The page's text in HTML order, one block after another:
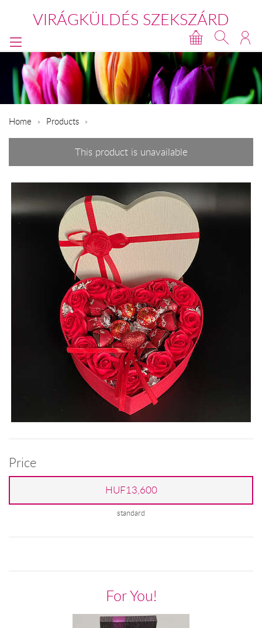
VIRÁGKÜLDÉS SZEKSZÁRD
Home Products
This product is unavailable
Price
HUF13,600
standard
For You!